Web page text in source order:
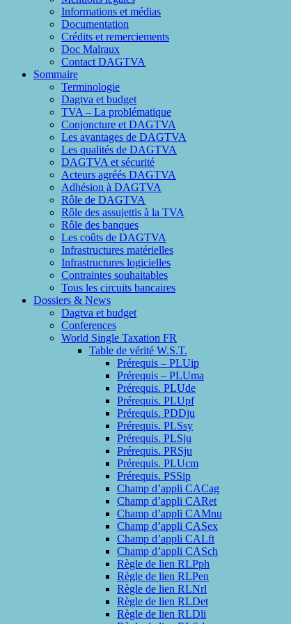
Informations et médias
Documentation
Crédits et remerciements
Doc Malraux
Contact DAGTVA
Sommaire
Terminologie
Dagtva et budget
TVA – La problématique
Conjoncture et DAGTVA
Les avantages de DAGTVA
Les qualités de DAGTVA
DAGTVA et sécurité
Acteurs agréés DAGTVA
Adhésion à DAGTVA
Rôle de DAGTVA
Rôle des assujettis à la TVA
Rôle des banques
Les coûts de DAGTVA
Infrastructures matérielles
Infrastructures logicielles
Contraintes souhaitables
Tous les circuits bancaires
Dossiers & News
Dagtva et budget
Conferences
World Single Taxation FR
Table de vérité W.S.T.
Prérequis – PLUip
Prérequis – PLUma
Prérequis. PLUde
Prérequis. PLUpf
Prérequis. PDDju
Prérequis. PLSsy
Prérequis. PLSju
Prérequis. PRSju
Prérequis. PLUcm
Prérequis. PSSip
Champ d’appli CACag
Champ d’appli CARet
Champ d’appli CAMnu
Champ d’appli CASex
Champ d’appli CALft
Champ d’appli CASch
Règle de lien RLPph
Règle de lien RLPen
Règle de lien RLNrl
Règle de lien RLDet
Règle de lien RLDli